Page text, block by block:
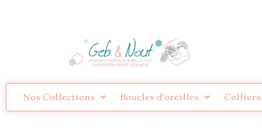
Nos Collections Boucles d’oreilles